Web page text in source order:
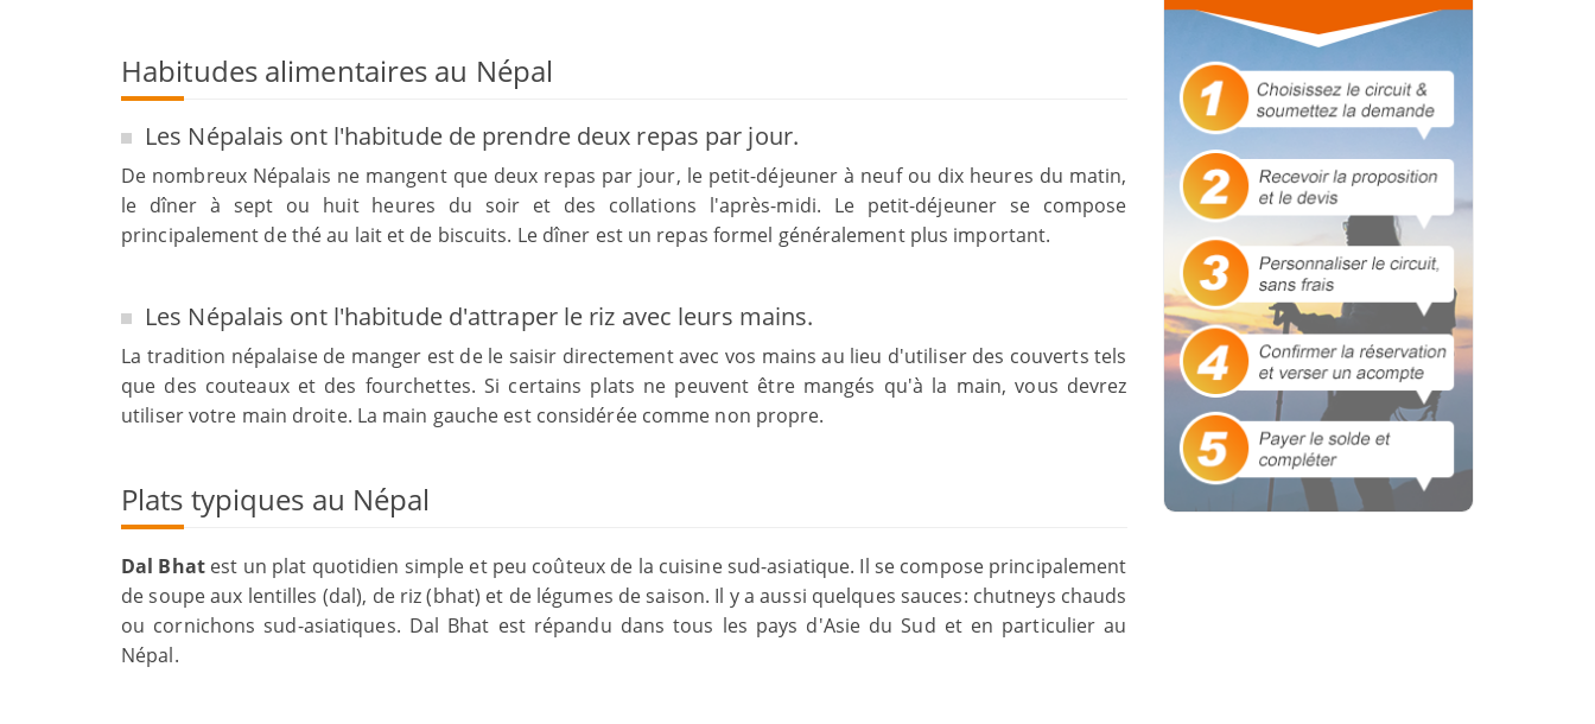
Habitudes alimentaires au Népal
Les Népalais ont l'habitude de prendre deux repas par jour.
De nombreux Népalais ne mangent que deux repas par jour, le petit-déjeuner à neuf ou dix heures du matin,
le dîner à sept ou huit heures du soir et des collations l'après-midi. Le petit-déjeuner se compose
principalement de thé au lait et de biscuits. Le dîner est un repas formel généralement plus important.
Les Népalais ont l'habitude d'attraper le riz avec leurs mains.
La tradition népalaise de manger est de le saisir directement avec vos mains au lieu d'utiliser des couverts tels
que des couteaux et des fourchettes. Si certains plats ne peuvent être mangés qu'à la main, vous devrez
utiliser votre main droite. La main gauche est considérée comme non propre.
Plats typiques au Népal
Dal Bhatest un plat quotidien simple et peu coûteux de la cuisine sud-asiatique. Il se compose principalement
de soupe aux lentilles (dal), de riz (bhat) et de légumes de saison. Il y a aussi quelques sauces: chutneys chauds
ou cornichons sud-asiatiques. Dal Bhat est répandu dans tous les pays d'Asie du Sud et en particulier au
Népal.